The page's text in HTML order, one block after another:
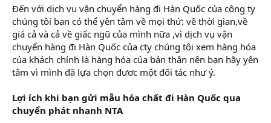
Đến với dịch vụ vận chuyển hàng đi Hàn Quốc của công ty
chúng tôi bạn có thể yên tâm về mọi thứ: về thời gian,về
giá cả và cả về giấc ngũ của mình nữa ,vì dịch vụ vận
chuyển hàng đi Hàn Quốc của cty chúng tôi xem hàng hóa
của khách chính là hàng hóa của bản thân nên bạn hãy yên
tâm vì mình đã lựa chọn đươc một đối tác như ý.
Lợi ích khi bạn gửi mẫu hóa chất đi Hàn Quốc qua
chuyển phát nhanh NTA